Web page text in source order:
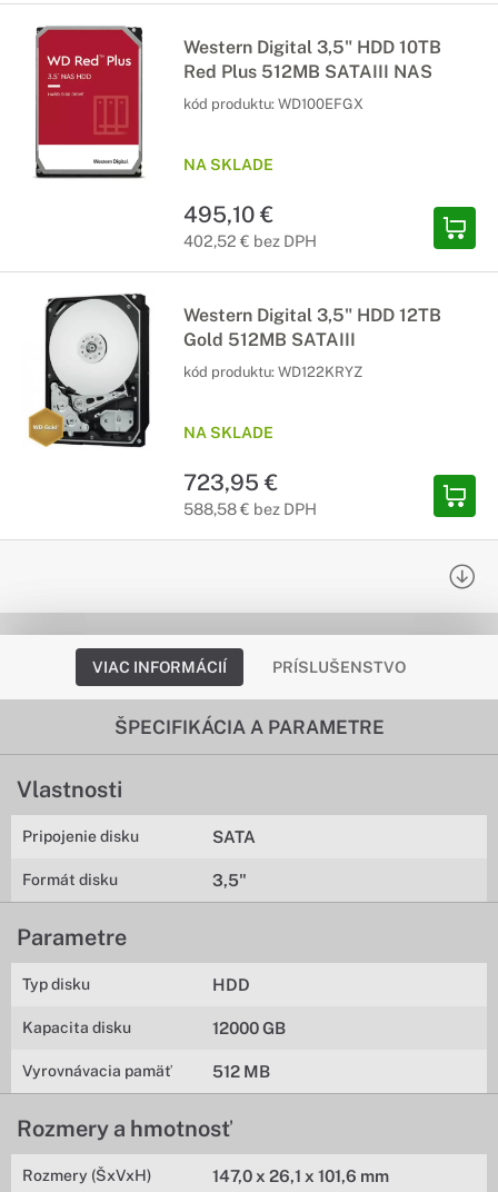
Western Digital 3,5" HDD 10TB
Red Plus 512MB SATAIII NAS
kód produktu: WD100EFGX
NA SKLADE
495,10 €
402,52 € bez DPH
Western Digital 3,5" HDD 12TB
Gold 512MB SATAIII
kód produktu: WD122KRYZ
NA SKLADE
723,95 €
588,58 € bez DPH
VIAC INFORMÁCIÍ PRÍSLUŠENSTVO
ŠPECIFIKÁCIA A PARAMETRE
Vlastnosti
Pripojenie disku SATA
Formát disku 3,5"
Parametre
Typ disku HDD
Kapacita disku 12000 GB
Vyrovnávacia pamäť 512 MB
Rozmery a hmotnosť
Rozmery (ŠxVxH) 147,0 x 26,1 x 101,6 mm